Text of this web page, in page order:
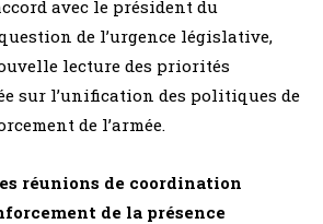
avec le président du
de l’urgence législative,
lecture des priorités
sur l’unification des politiques de
de l’armée.
réunions de coordination
de la présence